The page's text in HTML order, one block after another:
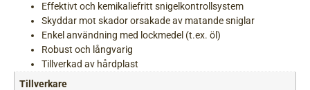
Effektivt och kemikaliefritt snigelkontrollsystem
Skyddar mot skador orsakade av matande sniglar
Enkel användning med lockmedel (t.ex. öl)
Robust och långvarig
Tillverkad av hårdplast
Tillverkare